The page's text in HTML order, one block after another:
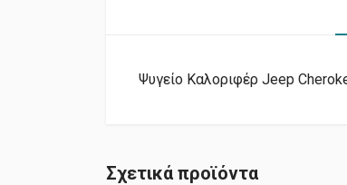
Ψυγείο Καλοριφέρ Jeep
Σχετικά προϊόντα